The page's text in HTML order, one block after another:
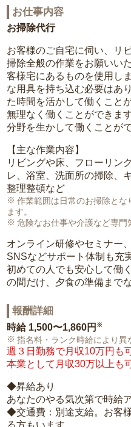
お仕事内容
お掃除代行
お客様のご自宅に伺い、リ
掃除全般の作業をお願いい
客様宅にあるものを使用し
な用具を持ち込む必要はあ
た時間を活かして働くこと
無理なく働くことができま
分野を生かして働くことが
【主な作業内容】
リビングや床、フローリン
レ、浴室、洗面所の掃除、
整理整頓など
作業範囲は日常のお掃除とな
ます。
危険なお仕事や介護など専門
オンライン研修やセミナー
SNSなどサポート体制も充
初めての人でも安心して働
の間だけ、夕食の準備まで
報酬詳細
時給 1,500〜1,860円 ※
指名料・ランク時給により異
週３日勤務で月収10万円も
本業として月収30万以上も
◆昇給あり
あなたのやる気次第で時給
◆交通費：別途支給。お客